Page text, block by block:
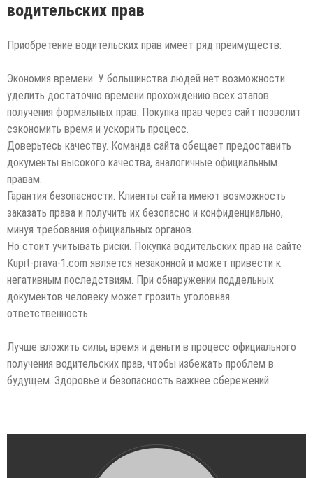
водительских прав
Приобретение водительских прав имеет ряд преимуществ:
Экономия времени. У большинства людей нет возможности
уделить достаточно времени прохождению всех этапов
получения формальных прав. Покупка прав через сайт позволит
сэкономить время и ускорить процесс.
Доверьтесь качеству. Команда сайта обещает предоставить
документы высокого качества, аналогичные официальным
правам.
Гарантия безопасности. Клиенты сайта имеют возможность
заказать права и получить их безопасно и конфиденциально,
минуя требования официальных органов.
Но стоит учитывать риски. Покупка водительских прав на сайте
Kupit-prava-1.com является незаконной и может привести к
негативным последствиям. При обнаружении поддельных
документов человеку может грозить уголовная
ответственность.
Лучше вложить силы, время и деньги в процесс официального
получения водительских прав, чтобы избежать проблем в
будущем. Здоровье и безопасность важнее сбережений.